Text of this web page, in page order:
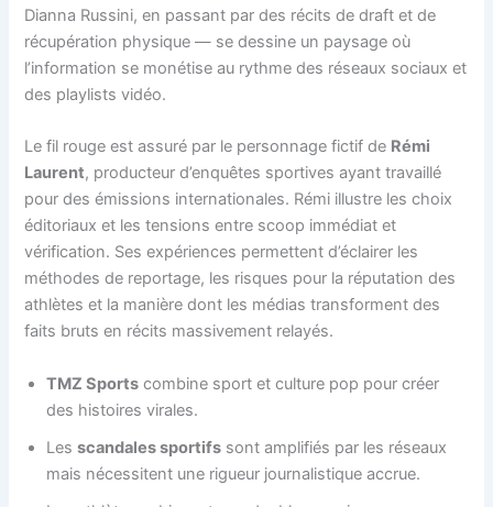
Dianna Russini, en passant par des récits de draft et de
récupération physique — se dessine un paysage où
l’information se monétise au rythme des réseaux sociaux et
des playlists vidéo.
Le fil rouge est assuré par le personnage fictif de Rémi
Laurent, producteur d’enquêtes sportives ayant travaillé
pour des émissions internationales. Rémi illustre les choix
éditoriaux et les tensions entre scoop immédiat et
vérification. Ses expériences permettent d’éclairer les
méthodes de reportage, les risques pour la réputation des
athlètes et la manière dont les médias transforment des
faits bruts en récits massivement relayés.
TMZ Sports combine sport et culture pop pour créer
des histoires virales.
Lesscandales sportifs sont amplifiés par les réseaux
mais nécessitent une rigueur journalistique accrue.